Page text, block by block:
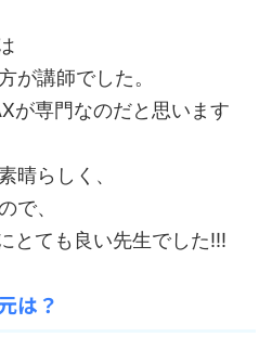
が講師でした。
が専門なのだと思います
晴らしく、
で、
とても良い先生でした!!!
は？